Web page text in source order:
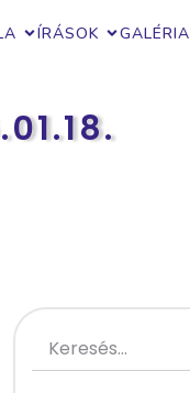
ÍRÁSOK GALÉRIA